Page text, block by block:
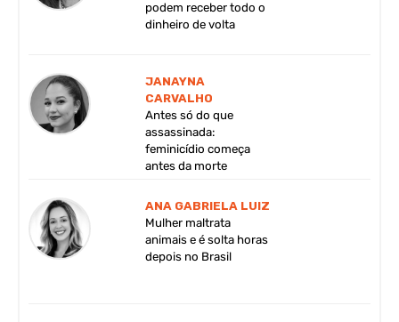
podem receber todo o
dinheiro de volta
JANAYNA
CARVALHO
Antes só do que
assassinada:
feminicídio começa
antes da morte
ANA GABRIELA LUIZ
Mulher maltrata
animais e é solta horas
depois no Brasil